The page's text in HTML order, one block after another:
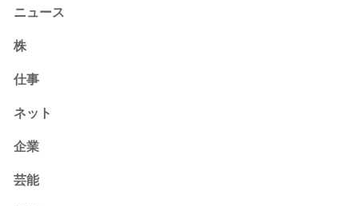
ニュース
株
仕事
ネット
企業
芸能